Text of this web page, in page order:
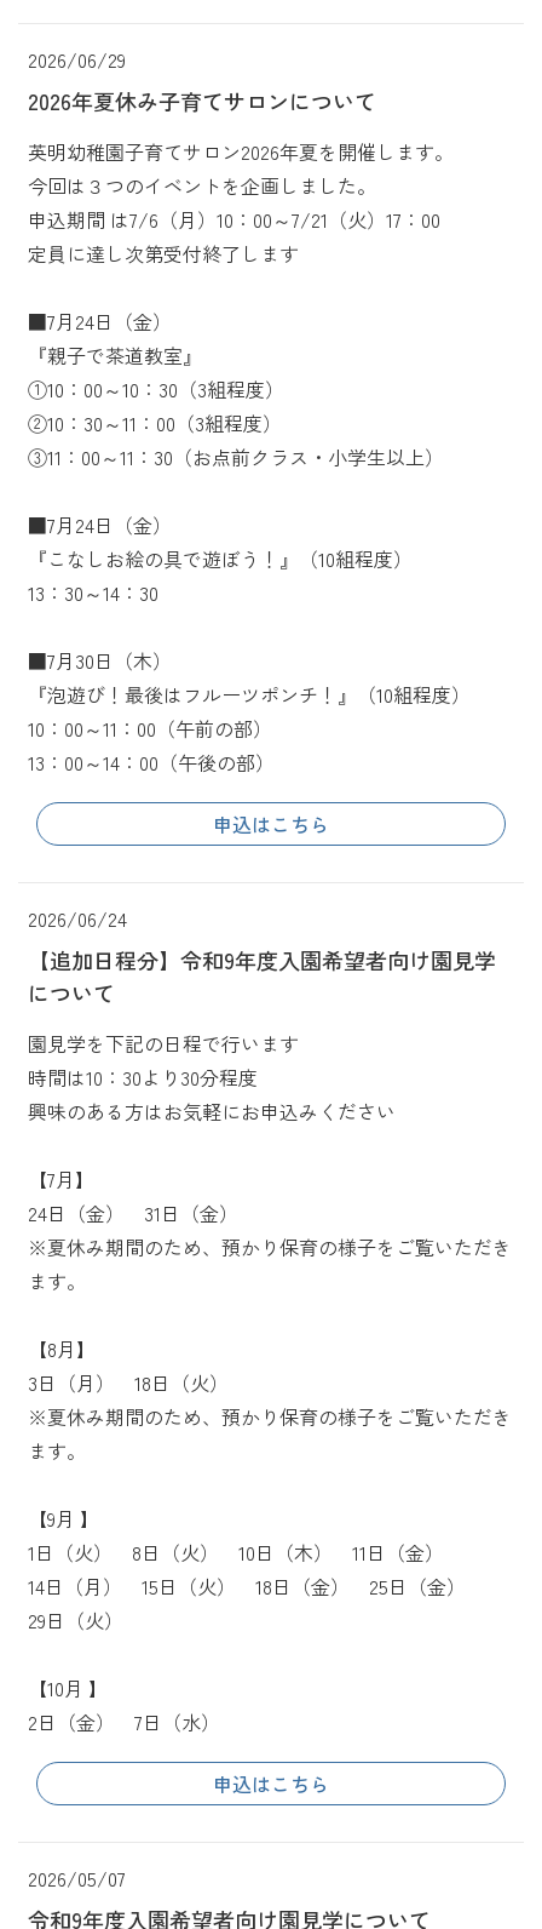
2026/06/29
2026年夏休み子育てサロンについて
英明幼稚園子育てサロン2026年夏を開催します。
今回は３つのイベントを企画しました。
申込期間 は7/6（月）10：00～7/21（火）17：00
定員に達し次第受付終了します
■7月24日（金）
『親子で茶道教室』
①10：00～10：30（3組程度）
②10：30～11：00（3組程度）
③11：00～11：30（お点前クラス・小学生以上）
■7月24日（金）
『こなしお絵の具で遊ぼう！』（10組程度）
13：30～14：30
■7月30日（木）
『泡遊び！最後はフルーツポンチ！』（10組程度）
10：00～11：00（午前の部）
13：00～14：00（午後の部）
申込はこちら
2026/06/24
【追加日程分】令和9年度入園希望者向け園見学
について
園見学を下記の日程で行います
時間は10：30より30分程度
興味のある方はお気軽にお申込みください
【7月】
24日（金） 31日（金）
※夏休み期間のため、預かり保育の様子をご覧いただき
ます。
【8月】
3日（月） 18日（火）
※夏休み期間のため、預かり保育の様子をご覧いただき
ます。
【9月 】
1日（火） 8日（火） 10日（木） 11日（金）
14日（月） 15日（火） 18日（金） 25日（金）
29日（火）
【10月 】
2日（金） 7日（水）
申込はこちら
2026/05/07
令和9年度入園希望者向け園見学について